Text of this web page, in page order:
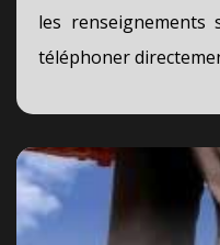
les renseignements
téléphoner